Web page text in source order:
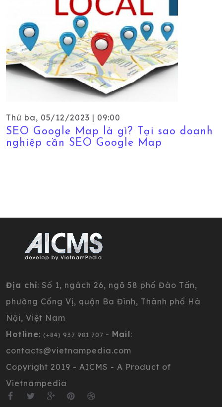
Thứ ba, 05/12/2023 | 09:00
SEO Google Map là gì? Tại sao doanh
nghiệp cần SEO Google Map
Địa chỉ: Số 1, ngách 26, ngõ 58 phố Đào Tấn,
phường Cống Vị, quận Ba Đình, Thành phố Hà
Nội, Việt Nam
Hotline: (+84) 937 981 707 - Mail:
contacts@vietnampedia.com
Copyright 2019 - AICMS - A Product of
Vietnampedia